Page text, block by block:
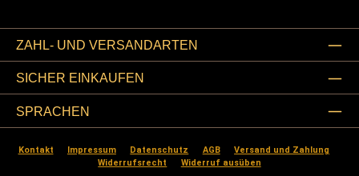
ZAHL- UND VERSANDARTEN
SICHER EINKAUFEN
SPRACHEN
Kontakt Impressum Datenschutz AGB
Versand und Zahlung
Widerrufsrecht
Widerruf ausüben